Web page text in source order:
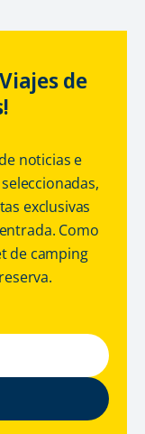
de
noticias e
exclusivas
Como
de camping